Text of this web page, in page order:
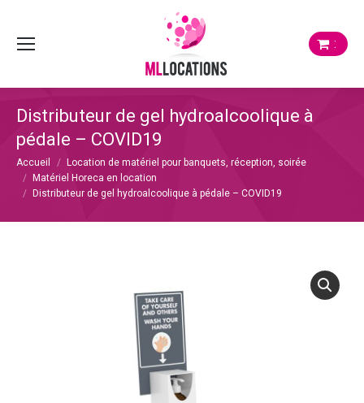
:
Distributeur de gel hydroalcoolique à
pédale – COVID19
Vous êtes ici :
Accueil
Location de matériel pour banquets, réception, soirée
Matériel Horeca en location
Distributeur de gel hydroalcoolique à pédale – COVID19